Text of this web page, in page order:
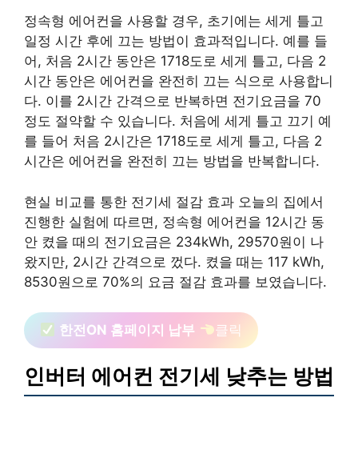
정속형 에어컨을 사용할 경우, 초기에는 세게 틀고
일정 시간 후에 끄는 방법이 효과적입니다. 예를 들
어, 처음 2시간 동안은 1718도로 세게 틀고, 다음 2
시간 동안은 에어컨을 완전히 끄는 식으로 사용합니
다. 이를 2시간 간격으로 반복하면 전기요금을 70
정도 절약할 수 있습니다. 처음에 세게 틀고 끄기 예
를 들어 처음 2시간은 1718도로 세게 틀고, 다음 2
시간은 에어컨을 완전히 끄는 방법을 반복합니다.
현실 비교를 통한 전기세 절감 효과 오늘의 집에서
진행한 실험에 따르면, 정속형 에어컨을 12시간 동
안 켰을 때의 전기요금은 234kWh, 29570원이 나
왔지만, 2시간 간격으로 껐다. 켰을 때는 117 kWh,
8530원으로 70%의 요금 절감 효과를 보였습니다.
한전ON 홈페이지 납부 클릭
인버터 에어컨 전기세 낮추는 방법